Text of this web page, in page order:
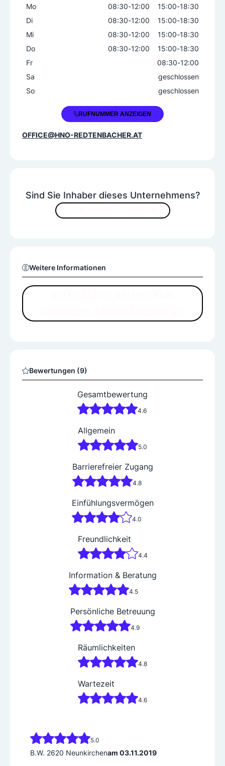
Sind Sie Inhaber dieses Unternehmens?
Weitere Informationen
Bewertungen (9)
Gesamtbewertung
4.6
Allgemein
5.0
Barrierefreier Zugang
4.8
Einfühlungsvermögen
4.0
Freundlichkeit
4.4
Information & Beratung
4.5
Persönliche Betreuung
4.9
Räumlichkeiten
4.8
Wartezeit
4.6
5.0
B.W. 2620 Neunkirchenam 03.11.2019
Mo 08:30-12:00 15:00-18:30
Di
08:30-12:00 15:00-18:30
Mi
08:30-12:00 15:00-18:30
Do
08:30-12:00 15:00-18:30
Fr
08:30-12:00
Sa
geschlossen
So
geschlossen
+43 2630 34999RUFNUMMER ANZEIGEN
OFFICE@HNO-REDTENBACHER.AT